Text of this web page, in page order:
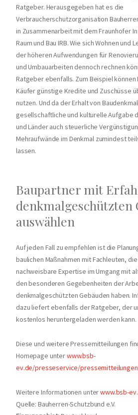
Ratgeber. Herausgegeben hat es die
Verbraucherschutzorganisation
in Zusammenarbeit mit dem Fraunhofer
Raum und Bau IRB. Wie sich Wohnen und
der höheren Aufwendungen für
und Umbauarbeiten dennoch rechnen
Ratgeber ebenfalls. Zum Beispiel
Käufer günstige Kredite und Zuschüsse
nutzen. Und da der Erhalt von
gesellschaftliche und kulturelle Aufgabe
und Länder auch steuerliche
Mehraufwände im Denkmal zumindest
lassen.
Baupartner mit
denkmalgeschützten
auswählen
Auf jeden Fall zu empfehlen ist die
baulichen Maßnahmen mit Fachleuten,
nachweisbare Expertise im Umgang mit
den besonderen Gegebenheiten der
denkmalgeschützten Gebäuden haben.
dazu liefert ebenfalls der Ratgeber, der
kostenlos heruntergeladen werden kann.
Diese und weitere Pressemitteilungen
Homepage unterwww.bsb-
ev.de/presseservice/
Weitere Informationen unterwww.bsb-
Quelle: Bauherren-Schutzbund e.V.